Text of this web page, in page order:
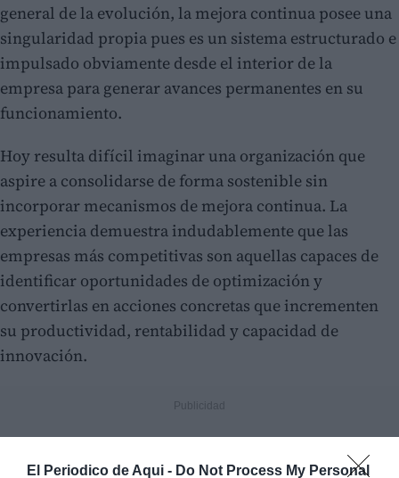
El Periodico de Aqui - Do Not Process My Personal
general de la evolución, la mejora continua posee una
singularidad propia pues es un sistema estructurado e
impulsado obviamente desde el interior de la
empresa para generar avances permanentes en su
funcionamiento.
Hoy resulta difícil imaginar una organización que
aspire a consolidarse de forma sostenible sin
incorporar mecanismos de mejora continua. La
experiencia demuestra indudablemente que las
empresas más competitivas son aquellas capaces de
identificar oportunidades de optimización y
convertirlas en acciones concretas que incrementen
su productividad, rentabilidad y capacidad de
innovación.